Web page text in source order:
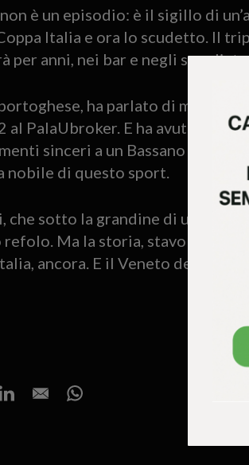
è un episodio: è il sigillo di
Italia e ora lo scudetto. Il
per anni, nei bar e negli
ha parlato di
PalaUbroker. E ha avuto
sinceri a un Bassano che ha
nobile di questo sport.
che sotto la grandine di un
Ma la storia, stavolta, la
ancora. E il Veneto